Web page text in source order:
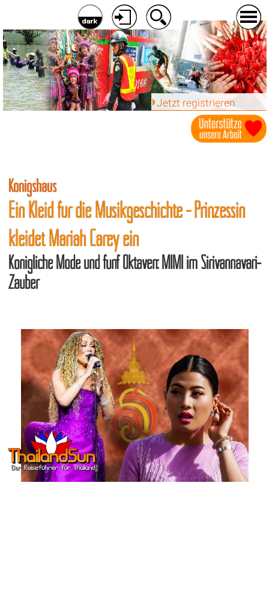
Jetzt registrieren
Königshaus
Ein Kleid für die Musikgeschichte - Prinzessin
kleidet Mariah Carey ein
Königliche Mode und fünf Oktaven: MIMI im Sirivannavari-
Zauber